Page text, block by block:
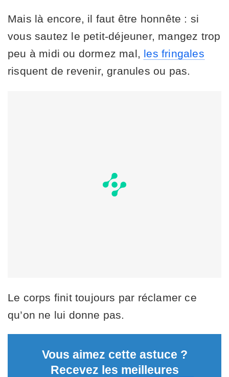
Mais là encore, il faut être honnête : si
vous sautez le petit-déjeuner, mangez trop
peu à midi ou dormez mal, les fringales
risquent de revenir, granules ou pas.
Le corps finit toujours par réclamer ce
qu’on ne lui donne pas.
Vous aimez cette astuce ?
Recevez les meilleures